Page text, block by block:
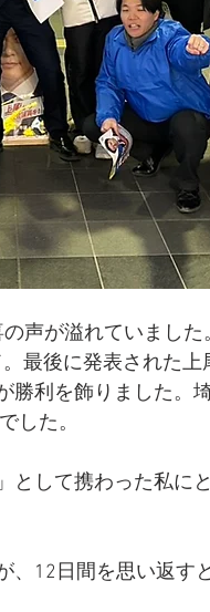
声が溢れていまし
最後に発表された
勝利を飾りました。
した。
として携わった私に
、12日間を思い返す